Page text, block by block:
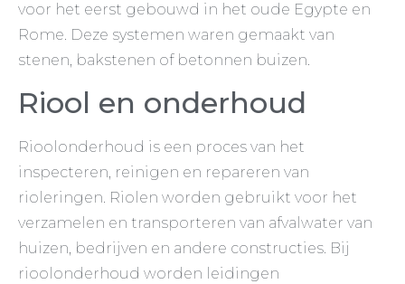
voor het eerst gebouwd in het oude Egypte en
Rome. Deze systemen waren gemaakt van
stenen, bakstenen of betonnen buizen.
Riool en onderhoud
Rioolonderhoud is een proces van het
inspecteren, reinigen en repareren van
rioleringen. Riolen worden gebruikt voor het
verzamelen en transporteren van afvalwater van
huizen, bedrijven en andere constructies. Bij
rioolonderhoud worden leidingen